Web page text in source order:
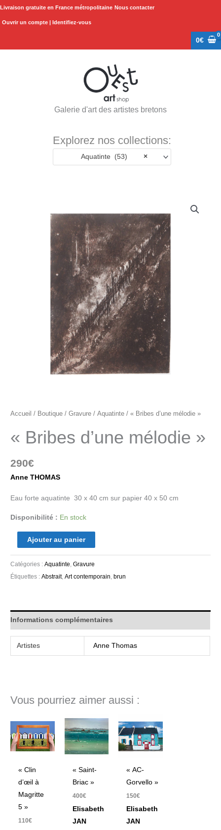
Aller
Livraison gratuite en France métropolitaine Nous contacter
Ouvrir un compte | Identifiez-vous
0€
Galerie d'art des artistes bretons
Explorez nos collections:
×
Aquatinte (53)
Accueil / Boutique /Gravure /Aquatinte / « Bribes d’une mélodie »
« Bribes d’une mélodie »
290€
Anne THOMAS
Eau forte aquatinte 30 x 40 cm sur papier 40 x 50 cm
Disponibilité : En stock
Ajouter au panier
Catégories :Aquatinte,Gravure
Étiquettes :Abstrait,Art contemporain, brun
Informations complémentaires
Artistes Anne Thomas
Vous pourriez aimer aussi :
« Clin
d’œil à
Magritte
5 »
110€
« Saint-
Briac »
400€
Elisabeth
JAN
« AC-
Gorvello »
150€
Elisabeth
JAN